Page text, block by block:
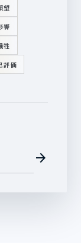
望
響
牲
評価
arrow_forward